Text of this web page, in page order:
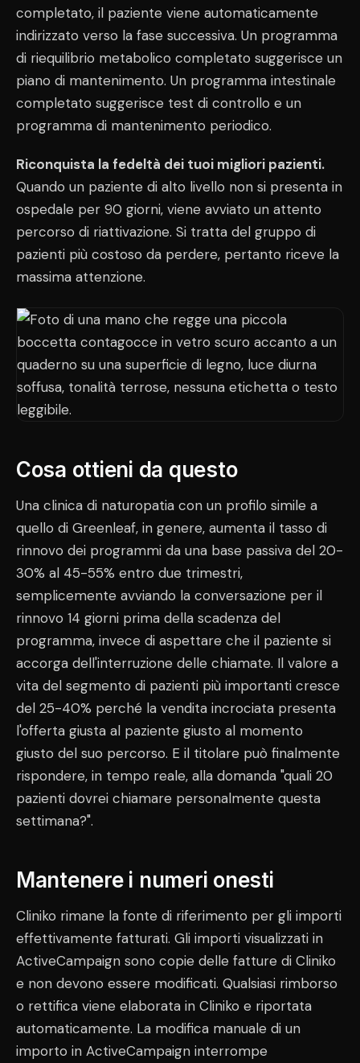
completato, il paziente viene automaticamente
indirizzato verso la fase successiva. Un programma
di riequilibrio metabolico completato suggerisce un
piano di mantenimento. Un programma intestinale
completato suggerisce test di controllo e un
programma di mantenimento periodico.
Riconquista la fedeltà dei tuoi migliori pazienti.
Quando un paziente di alto livello non si presenta in
ospedale per 90 giorni, viene avviato un attento
percorso di riattivazione. Si tratta del gruppo di
pazienti più costoso da perdere, pertanto riceve la
massima attenzione.
Cosa ottieni da questo
Una clinica di naturopatia con un profilo simile a
quello di Greenleaf, in genere, aumenta il tasso di
rinnovo dei programmi da una base passiva del 20-
30% al 45-55% entro due trimestri,
semplicemente avviando la conversazione per il
rinnovo 14 giorni prima della scadenza del
programma, invece di aspettare che il paziente si
accorga dell'interruzione delle chiamate. Il valore a
vita del segmento di pazienti più importanti cresce
del 25-40% perché la vendita incrociata presenta
l'offerta giusta al paziente giusto al momento
giusto del suo percorso. E il titolare può finalmente
rispondere, in tempo reale, alla domanda "quali 20
pazienti dovrei chiamare personalmente questa
settimana?".
Mantenere i numeri onesti
Cliniko rimane la fonte di riferimento per gli importi
effettivamente fatturati. Gli importi visualizzati in
ActiveCampaign sono copie delle fatture di Cliniko
e non devono essere modificati. Qualsiasi rimborso
o rettifica viene elaborata in Cliniko e riportata
automaticamente. La modifica manuale di un
importo in ActiveCampaign interrompe